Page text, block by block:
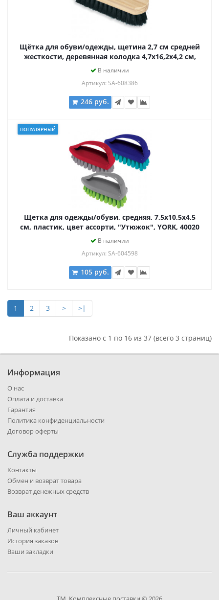
Щётка для обуви/одежды, щетина 2,7 см средней
жесткости, деревянная колодка 4,7х16,2х4,2 см,
YORK, 660, 600
В наличии
Артикул: SA-608386
246 руб.
ПОПУЛЯРНЫЙ
Щетка для одежды/обуви, средняя, 7,5х10,5х4,5
см, пластик, цвет ассорти, "Утюжок", YORK, 40020
В наличии
Артикул: SA-604598
105 руб.
1 2 3 > >|
Показано с 1 по 16 из 37 (всего 3 страниц)
Информация
О нас
Оплата и доставка
Гарантия
Политика конфиденциальности
Договор оферты
Служба поддержки
Контакты
Обмен и возврат товара
Возврат денежных средств
Ваш аккаунт
Личный кабинет
История заказов
Ваши закладки